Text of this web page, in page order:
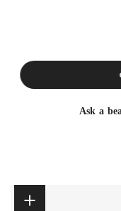
Ask a